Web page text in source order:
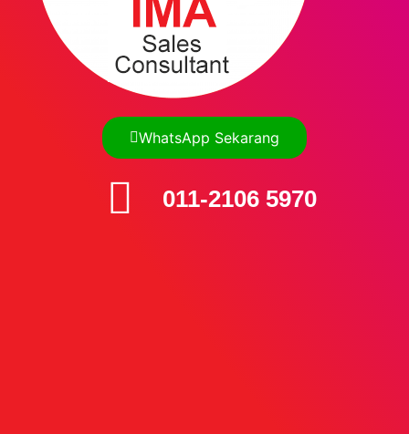
WhatsApp Sekarang
011-2106 5970